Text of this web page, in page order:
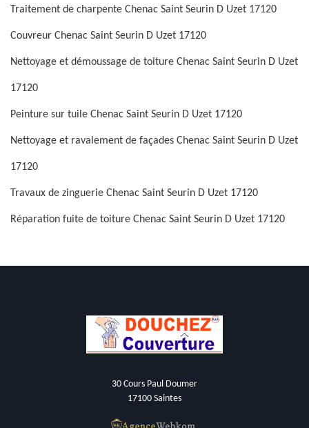
Traitement de charpente Chenac Saint Seurin D Uzet 17120
Couvreur Chenac Saint Seurin D Uzet 17120
Nettoyage et démoussage de toiture Chenac Saint Seurin D Uzet
17120
Peinture sur tuile Chenac Saint Seurin D Uzet 17120
Nettoyage et ravalement de façades Chenac Saint Seurin D Uzet
17120
Travaux de zinguerie Chenac Saint Seurin D Uzet 17120
Réparation fuite de toiture Chenac Saint Seurin D Uzet 17120
30 Cours Paul Doumer
17100 Saintes